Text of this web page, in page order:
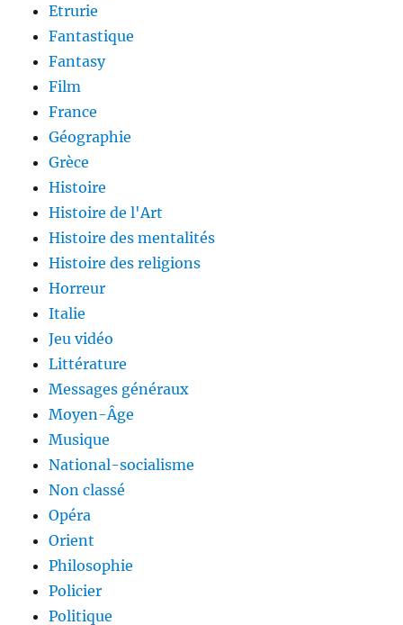
Etrurie
Fantastique
Fantasy
Film
France
Géographie
Grèce
Histoire
Histoire de l'Art
Histoire des mentalités
Histoire des religions
Horreur
Italie
Jeu vidéo
Littérature
Messages généraux
Moyen-Âge
Musique
National-socialisme
Non classé
Opéra
Orient
Philosophie
Policier
Politique